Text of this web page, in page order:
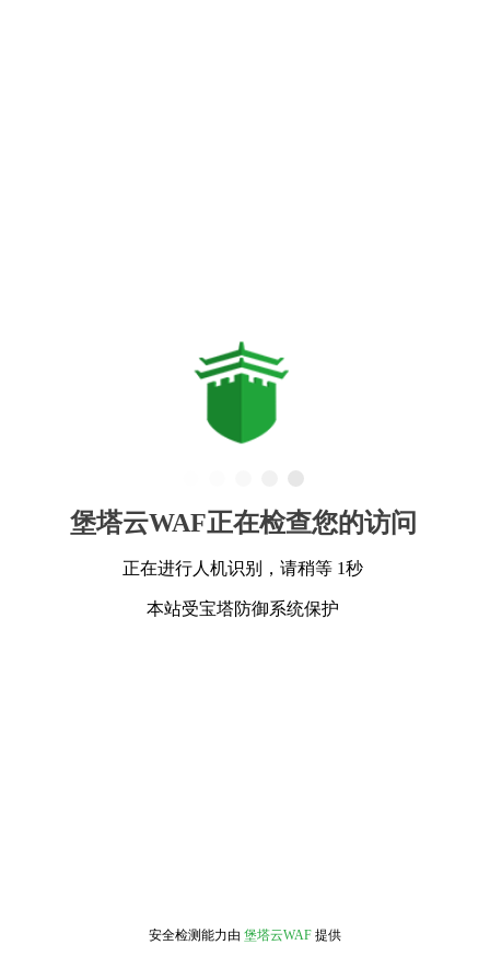
堡塔云WAF正在检查您的访问
正在进行人机识别，请稍等 1秒
本站受宝塔防御系统保护
安全检测能力由 堡塔云WAF 提供